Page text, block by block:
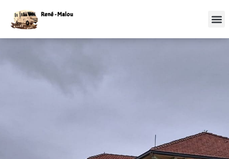
René - Malou